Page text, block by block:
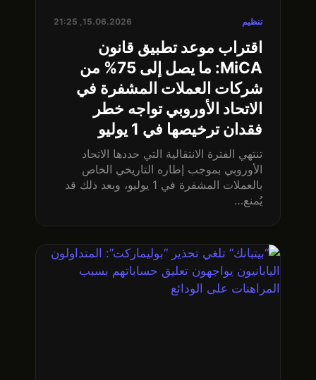
تنظيم 15.06.2026, 21:25
اقتراب موعد تطبيق قانون
MiCA: ما يصل إلى 75% من
شركات العملات المشفرة في
الاتحاد الأوروبي تواجه خطر
فقدان ترخيصها في 1 يوليو
تنتهي الفترة الانتقالية التي حددها الاتحاد
الأوروبي بموجب إطاره التاريخي الخاص
بالعملات المشفرة في 1 يوليو، وبعد ذلك قد
يُمنع…